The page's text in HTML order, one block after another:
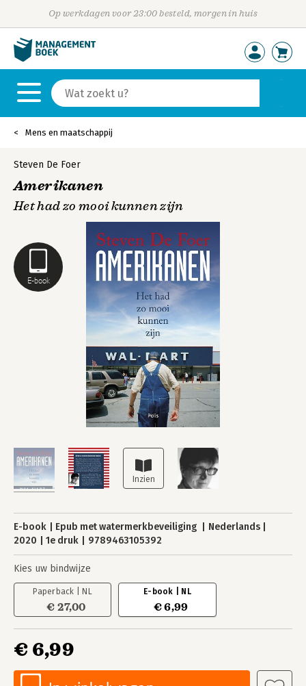
Op werkdagen voor 23:00 besteld, morgen in huis
Mens en maatschappij
E-book
Steven De Foer
Amerikanen
Het had zo mooi kunnen zijn
E-book Epub met watermerkbeveiliging
Nederlands
2020
1e druk 9789463105392
Kies uw bindwijze
Paperback | NL
€ 27,00
E-book | NL
€ 6,99
€ 6,99